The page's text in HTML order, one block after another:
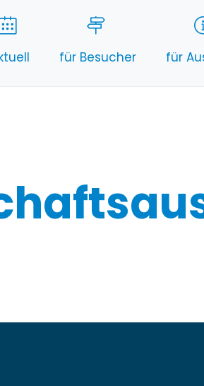
für Besucher für